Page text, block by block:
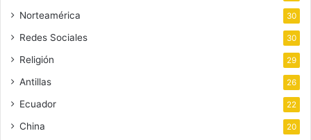
Norteamérica 30
Redes Sociales 30
Religión 29
Antillas 26
Ecuador 22
China 20